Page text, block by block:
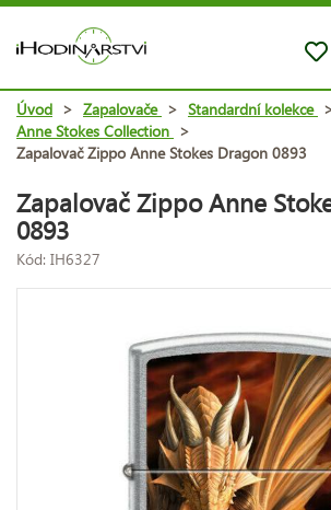
Úvod > Zapalovače > Standardní kolekce
Anne Stokes Collection >
Zapalovač Zippo Anne Stokes Dragon 0893
Zapalovač Zippo Anne
0893
Kód: IH6327